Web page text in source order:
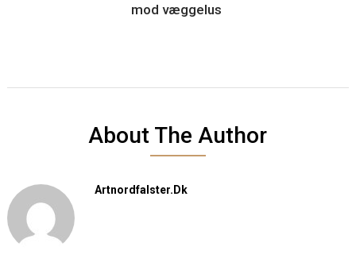
mod væggelus
About The Author
Artnordfalster.dk